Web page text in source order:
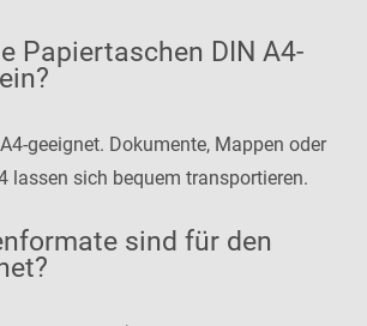
Papiertaschen DIN A4-
geeignet. Dokumente, Mappen oder
lassen sich bequem transportieren.
sind für den